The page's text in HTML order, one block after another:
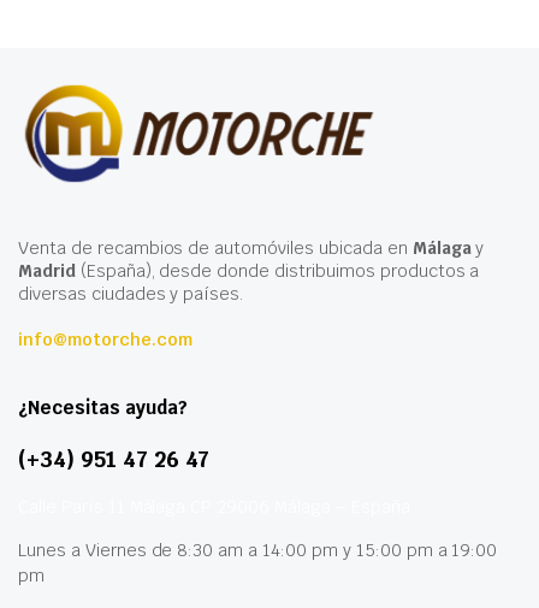
Venta de recambios de automóviles ubicada en Málagay
Madrid(España), desde donde distribuimos productos a
diversas ciudades y países.
info@motorche.com
¿Necesitas ayuda?
(+34) 951 47 26 47
Lunes a Viernes de 8:30 am a 14:00 pm y 15:00 pm a 19:00
pm